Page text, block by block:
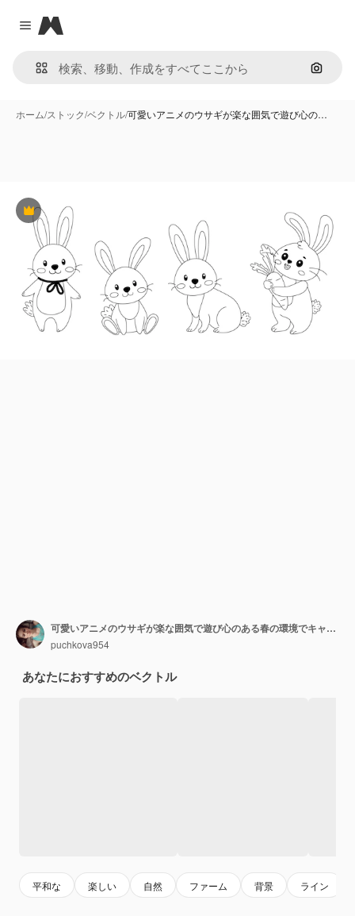
Close menu
Magnific
画像で
ホーム/ストック/ベクトル/可愛いアニメのウサギが楽な囲気で遊び心の…
Premium
可愛いアニメのウサギが楽な囲気で遊び心のある春の環境でキャロットを集めています
puchkova954
あなたにおすすめのベクトル
平和な 楽しい 自然 ファーム 背景 ライン